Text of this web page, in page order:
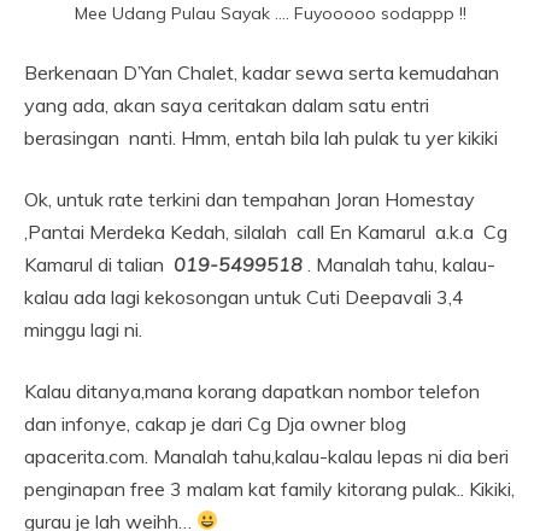
Mee Udang Pulau Sayak …. Fuyooooo sodappp !!
Berkenaan D’Yan Chalet, kadar sewa serta kemudahan
yang ada, akan saya ceritakan dalam satu entri
berasingan nanti. Hmm, entah bila lah pulak tu yer kikiki
Ok, untuk rate terkini dan tempahan Joran Homestay
,Pantai Merdeka Kedah, silalah call En Kamarul a.k.a Cg
Kamarul di talian 019-5499518 . Manalah tahu, kalau-
kalau ada lagi kekosongan untuk Cuti Deepavali 3,4
minggu lagi ni.
Kalau ditanya,mana korang dapatkan nombor telefon
dan infonye, cakap je dari Cg Dja owner blog
apacerita.com. Manalah tahu,kalau-kalau lepas ni dia beri
penginapan free 3 malam kat family kitorang pulak.. Kikiki,
gurau je lah weihh…